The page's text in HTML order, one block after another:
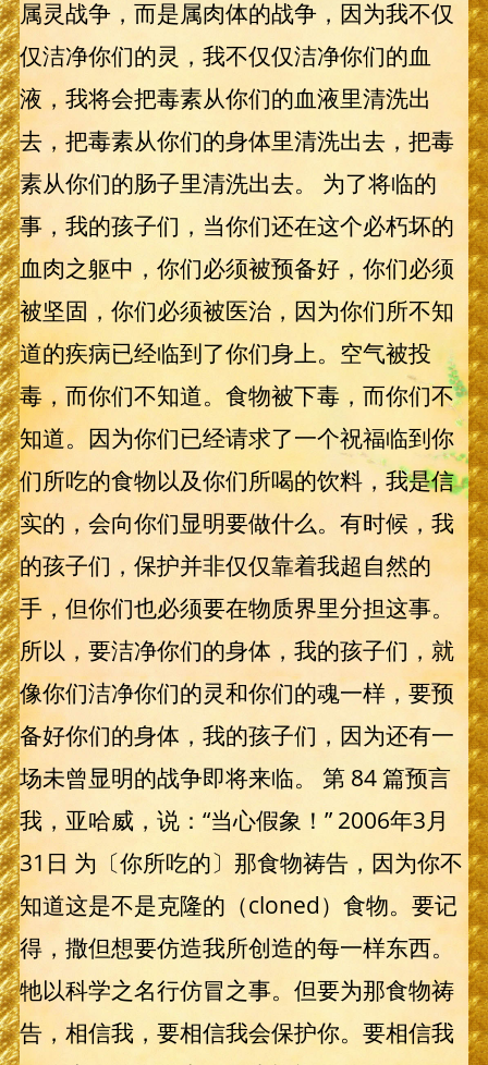
属灵战争，而是属肉体的战争，因为我不仅
仅洁净你们的灵，我不仅仅洁净你们的血
液，我将会把毒素从你们的血液里清洗出
去，把毒素从你们的身体里清洗出去，把毒
素从你们的肠子里清洗出去。 为了将临的
事，我的孩子们，当你们还在这个必朽坏的
血肉之躯中，你们必须被预备好，你们必须
被坚固，你们必须被医治，因为你们所不知
道的疾病已经临到了你们身上。空气被投
毒，而你们不知道。食物被下毒，而你们不
知道。因为你们已经请求了一个祝福临到你
们所吃的食物以及你们所喝的饮料，我是信
实的，会向你们显明要做什么。有时候，我
的孩子们，保护并非仅仅靠着我超自然的
手，但你们也必须要在物质界里分担这事。
所以，要洁净你们的身体，我的孩子们，就
像你们洁净你们的灵和你们的魂一样，要预
备好你们的身体，我的孩子们，因为还有一
场未曾显明的战争即将来临。 第 84 篇预言
我，亚哈威，说：“当心假象！” 2006年3月
31日 为〔你所吃的〕那食物祷告，因为你不
知道这是不是克隆的（cloned）食物。要记
得，撒但想要仿造我所创造的每一样东西。
牠以科学之名行仿冒之事。但要为那食物祷
告，相信我，要相信我会保护你。要相信我